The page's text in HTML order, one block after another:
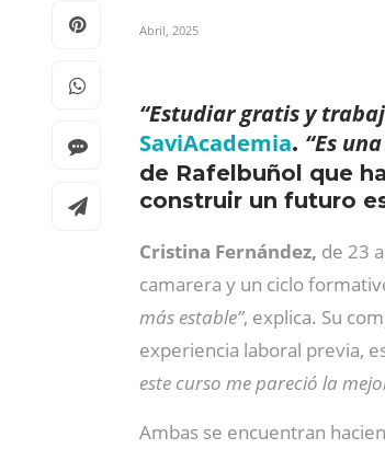
Abril, 2025
“Estudiar gratis y
SaviAcademia. “Es
de Rafelbuñol que
construir un futuro
Cristina Fernández, de 23
camarera y un ciclo
más estable”, explica. Su
experiencia laboral previa,
este curso me pareció la
Ambas se encuentran